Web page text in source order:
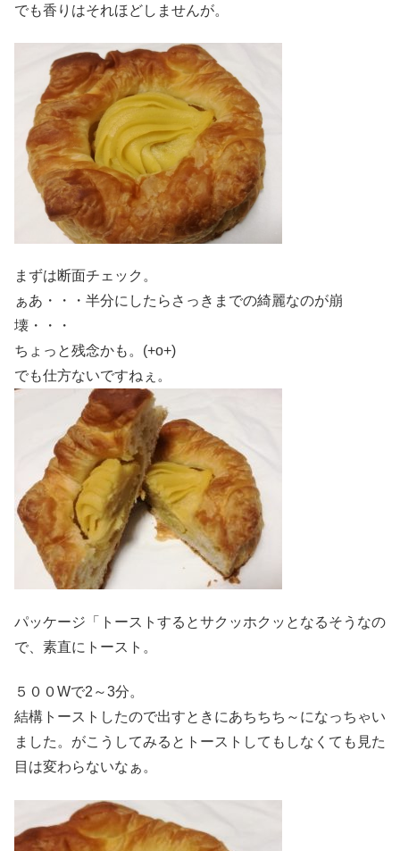
でも香りはそれほどしませんが。
まずは断面チェック。
ぁあ・・・半分にしたらさっきまでの綺麗なのが崩
壊・・・
ちょっと残念かも。(+o+)
でも仕方ないですねぇ。
パッケージ「トーストするとサクッホクッとなるそうなの
で、素直にトースト。
５００Wで2～3分。
結構トーストしたので出すときにあちちち～になっちゃい
ました。がこうしてみるとトーストしてもしなくても見た
目は変わらないなぁ。